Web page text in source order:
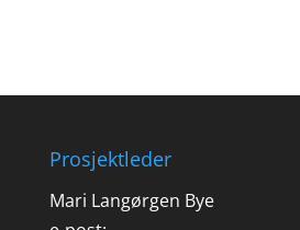
Prosjektleder
Mari Langørgen Bye